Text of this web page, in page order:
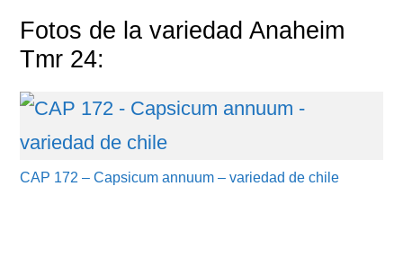
Fotos de la variedad Anaheim
Tmr 24:
CAP 172 – Capsicum annuum – variedad de chile